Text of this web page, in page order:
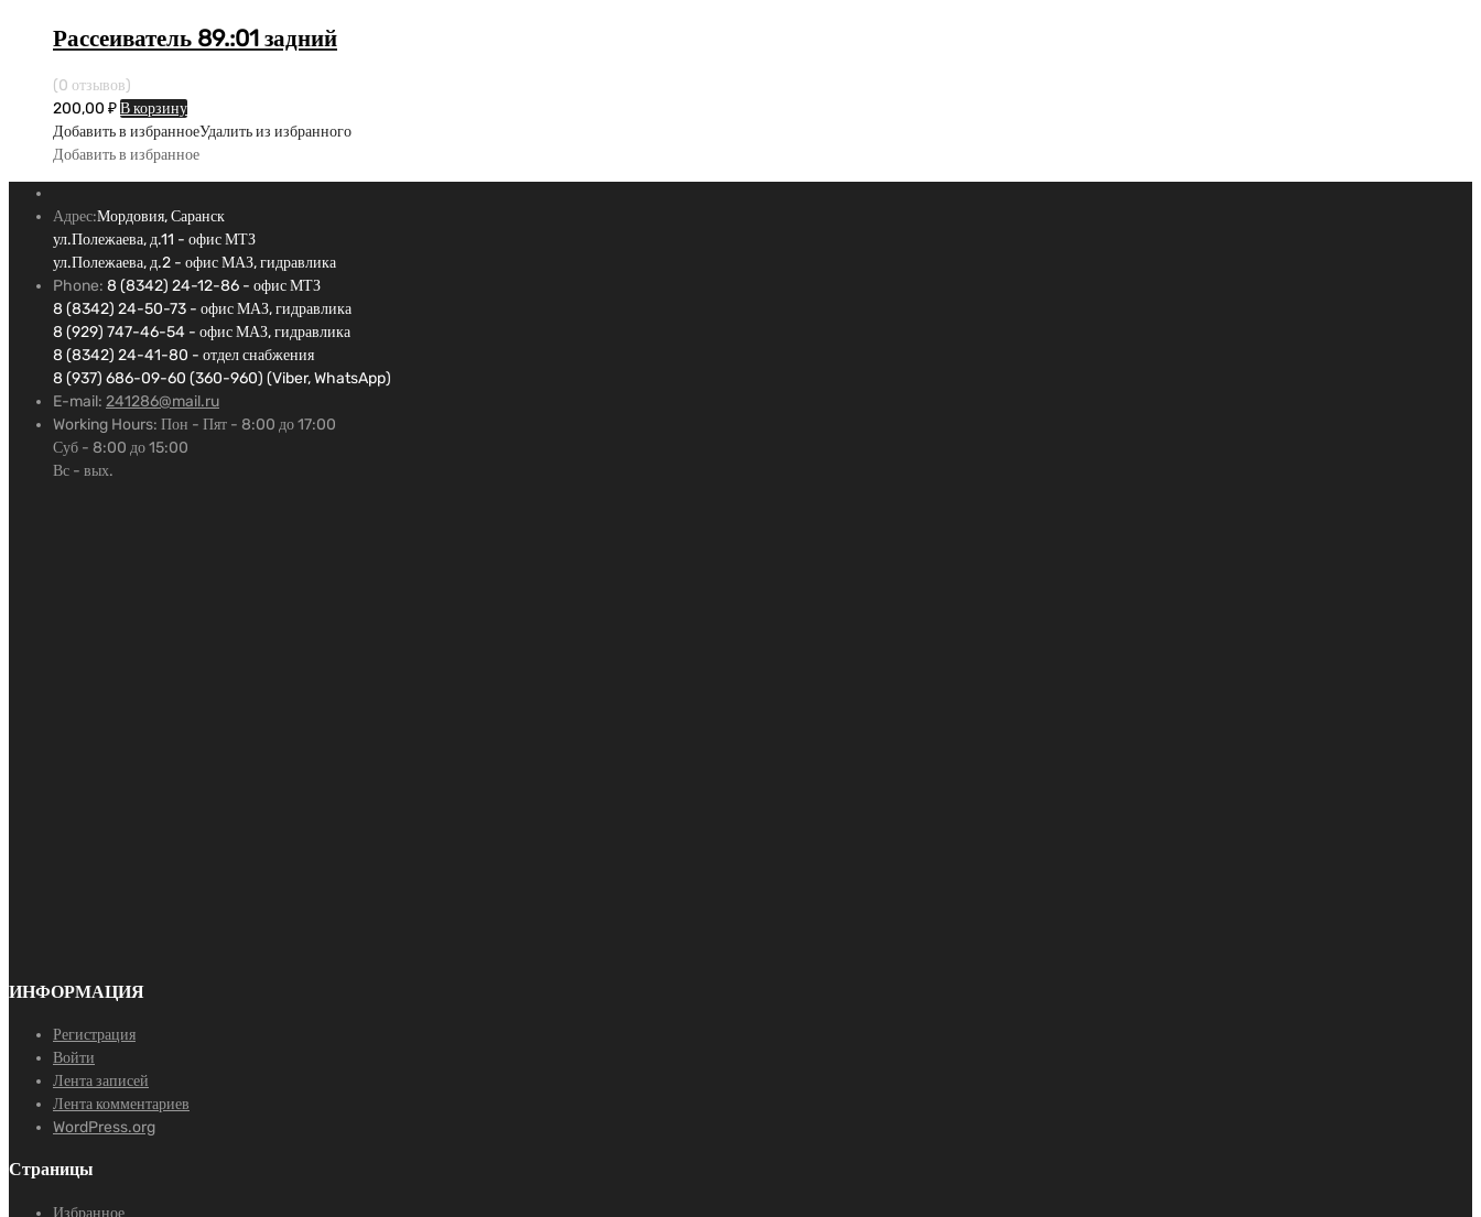
Рассеиватель 89.:01 задний
(0 отзывов)
200,00 ₽В корзину
Добавить в избранноеУдалить из избранного
Добавить в избранное
Адрес:Мордовия, Саранск
ул.Полежаева, д.11 - офис МТЗ
ул.Полежаева, д.2 - офис МАЗ, гидравлика
Phone: 8 (8342) 24-12-86 - офис МТЗ
8 (8342) 24-50-73 - офис МАЗ, гидравлика
8 (929) 747-46-54 - офис МАЗ, гидравлика
8 (8342) 24-41-80 - отдел снабжения
8 (937) 686-09-60 (360-960) (Viber, WhatsApp)
E-mail: 241286@mail.ru
Working Hours: Пон - Пят - 8:00 до 17:00
Суб - 8:00 до 15:00
Вс - вых.
ИНФОРМАЦИЯ
Регистрация
Войти
Лента записей
Лента комментариев
WordPress.org
Страницы
Избранное